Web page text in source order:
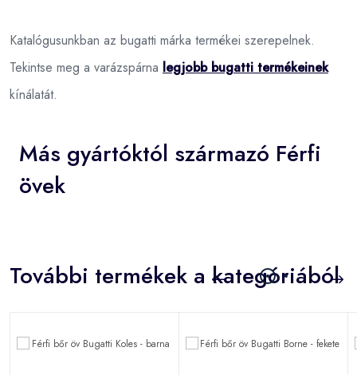
Katalógusunkban az bugatti márka termékei szerepelnek.
Tekintse meg a varázspárna legjobb bugatti termékeinek
kínálatát.
Más gyártóktól származó Férfi
övek
További termékek a kategóriából